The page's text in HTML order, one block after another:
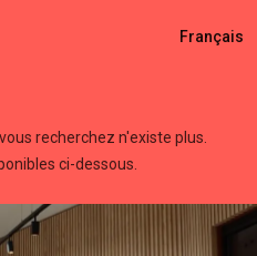
Français
recherchez n'existe plus.
ci-dessous.